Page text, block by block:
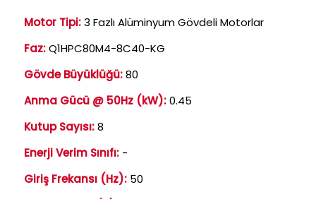
Motor Tipi:3 Fazlı Alüminyum Gövdeli Motorlar
Faz:Q1HPC80M4-8C40-KG
Gövde Büyüklüğü:80
Anma Gücü @ 50Hz (kW):0.45
Kutup Sayısı:8
Enerji Verim Sınıfı: -
Giriş Frekansı (Hz): 50